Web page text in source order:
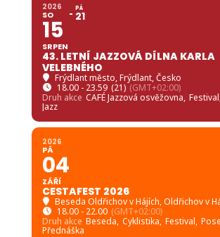
2026
SO
15
SRPEN
PÁ
21
43. LETNÍ JAZZOVÁ DÍLNA KARLA
VELEBNÉHO
Frýdlant město, Frýdlant, Česko
18.00 - 23.59 (21) (GMT+02:00)
Druh akce CAFÉ Jazzová osvěžovna,
Jazz
2026
PÁ
04
ZÁŘÍ
CESTAFEST 2026
Beseda Oldřichov v Hájích, Oldřichov v
18.00 - 22.00 (GMT+02:00)
Druh akce Beseda, Cyklistika, Festival,
Přednáška